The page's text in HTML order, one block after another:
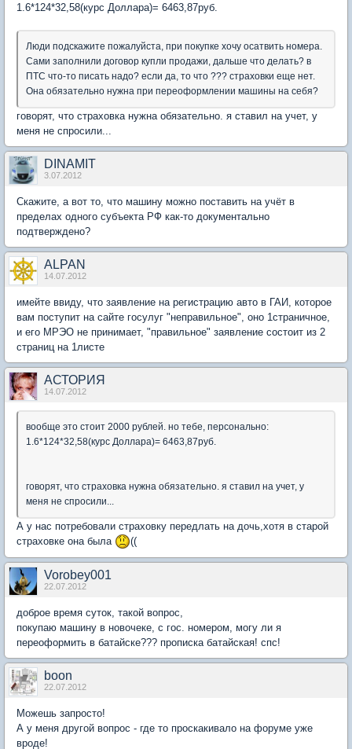
1.6*124*32,58(курс Доллара)= 6463,87руб.
Люди подскажите пожалуйста, при покупке хочу осатвить номера.
Сами заполнили договор купли продажи, дальше что делать? в
ПТС что-то писать надо? если да, то что ??? страховки еще нет.
Она обязательно нужна при переоформлении машины на себя?
говорят, что страховка нужна обязательно. я ставил на учет, у
меня не спросили...
DINAMIT
3.07.2012
Скажите, а вот то, что машину можно поставить на учёт в
пределах одного субъекта РФ как-то документально
подтверждено?
ALPAN
14.07.2012
имейте ввиду, что заявление на регистрацию авто в ГАИ, которое
вам поступит на сайте госулуг "неправильное", оно 1страничное,
и его МРЭО не принимает, "правильное" заявление состоит из 2
страниц на 1листе
АСТОРИЯ
14.07.2012
вообще это стоит 2000 рублей. но тебе, персонально:
1.6*124*32,58(курс Доллара)= 6463,87руб.
говорят, что страховка нужна обязательно. я ставил на учет, у
меня не спросили...
А у нас потребовали страховку передлать на дочь,хотя в старой
страховке она была
((
Vorobey001
22.07.2012
доброе время суток, такой вопрос,
покупаю машину в новочеке, с гос. номером, могу ли я
переоформить в батайске??? прописка батайская! спс!
boon
22.07.2012
Можешь запросто!
А у меня другой вопрос - где то проскакивало на форуме уже
вроде!